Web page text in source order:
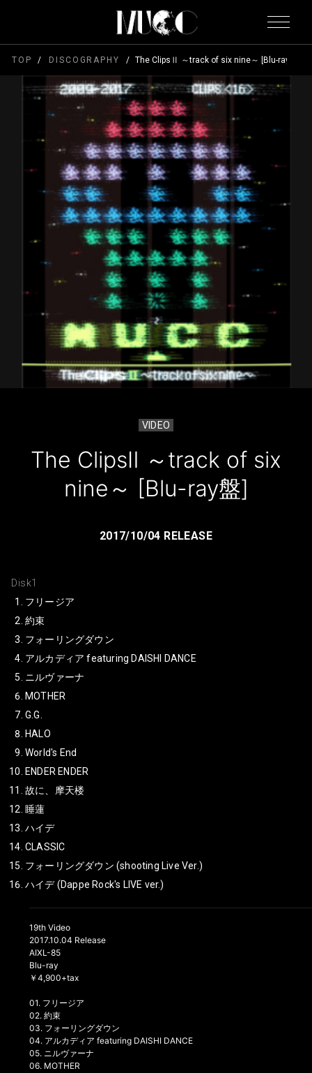
TOP DISCOGRAPHY The ClipsⅡ ～track of six nine～ [Blu-ray盤]
VIDEO
The ClipsⅡ ～track of six
nine～ [Blu-ray盤]
2017/10/04 RELEASE
Disk1
フリージア
約束
フォーリングダウン
アルカディア featuring DAISHI DANCE
ニルヴァーナ
MOTHER
G.G.
HALO
World's End
ENDER ENDER
故に、摩天楼
睡蓮
ハイデ
CLASSIC
フォーリングダウン (shooting Live Ver.)
ハイデ (Dappe Rock's LIVE ver.)
19th Video
2017.10.04 Release
AIXL-85
Blu-ray
￥4,900+tax
01. フリージア
02. 約束
03. フォーリングダウン
04. アルカディア featuring DAISHI DANCE
05. ニルヴァーナ
06. MOTHER